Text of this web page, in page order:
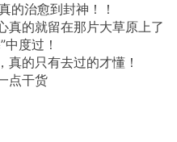
的治愈到封神！！
真的就留在那片大草原上了
度过！
的只有去过的才懂！
点干货